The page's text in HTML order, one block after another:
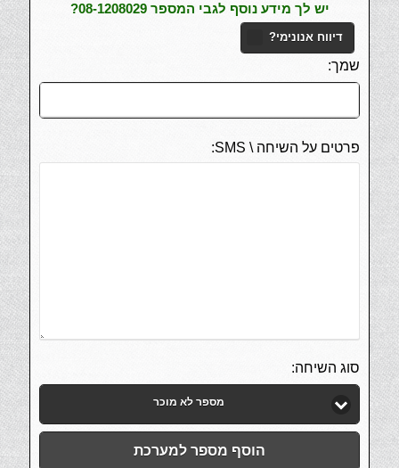
יש לך מידע נוסף לגבי המספר 08-1208029?
דיווח אנונימי?
שמך:
פרטים על השיחה \ SMS:
סוג השיחה:
מספר לא מוכר
הוסף מספר למערכת